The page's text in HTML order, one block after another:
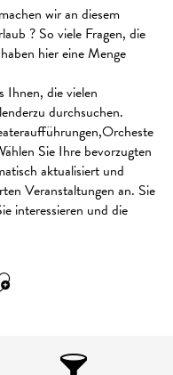
wir an diesem
? So viele Fragen, die
hier eine Menge
Ihnen, die vielen
durchsuchen.
Sie Ihre bevorzugten
aktualisiert und
Veranstaltungen an. Sie
interessieren und die
aux